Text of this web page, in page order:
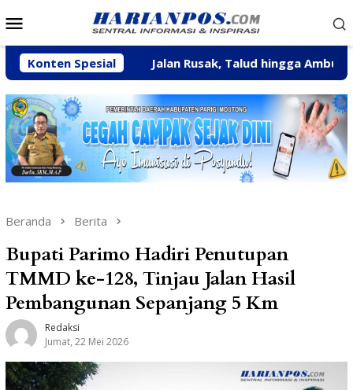
ke
Mobile
Konten SpesialJalan Rusak, Talud hingga Ambulans Jadi
Beranda Berita
Bupati Parimo Hadiri Penutupan
TMMD ke-128, Tinjau Jalan Hasil
Pembangunan Sepanjang 5 Km
Redaksi
Jumat, 22 Mei 2026